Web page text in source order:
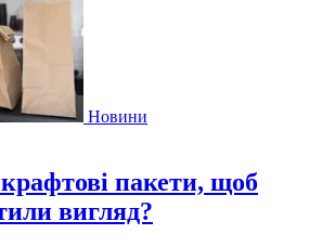
Новини
пакети, щоб
вигляд?